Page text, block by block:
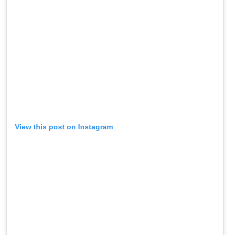
View this post on Instagram